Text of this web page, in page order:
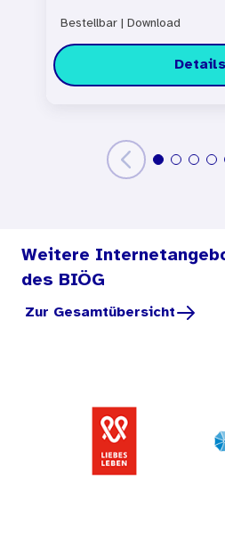
Bestellbar Download
Details
Weitere
des BIÖG
Zur Gesamtübersicht